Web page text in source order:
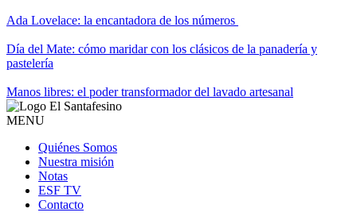
Ada Lovelace: la encantadora de los números
Día del Mate: cómo maridar con los clásicos de la panadería y
pastelería
Manos libres: el poder transformador del lavado artesanal
MENU
Quiénes Somos
Nuestra misión
Notas
ESF TV
Contacto